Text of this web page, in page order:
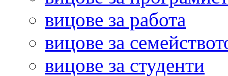
вицове за работа
вицове за
вицове за студенти